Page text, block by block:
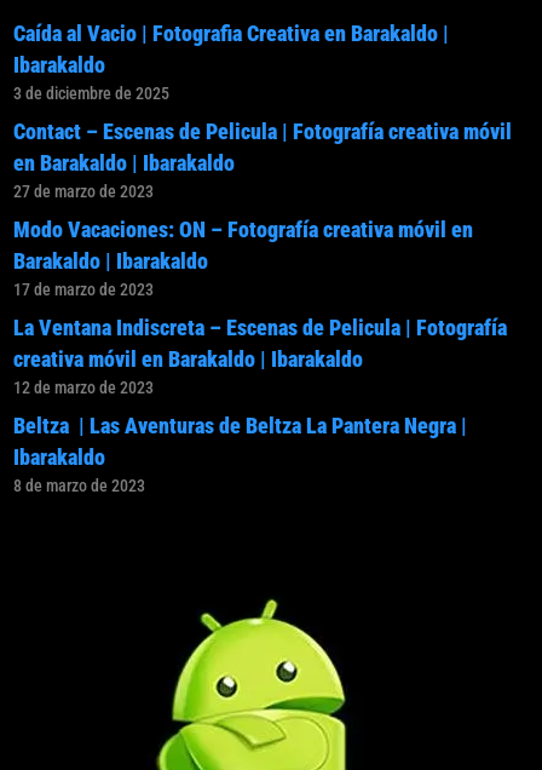
Caída al Vacio | Fotografia Creativa en Barakaldo |
Ibarakaldo
3 de diciembre de 2025
Contact – Escenas de Pelicula | Fotografía creativa móvil
en Barakaldo | Ibarakaldo
27 de marzo de 2023
Modo Vacaciones: ON – Fotografía creativa móvil en
Barakaldo | Ibarakaldo
17 de marzo de 2023
La Ventana Indiscreta – Escenas de Pelicula | Fotografía
creativa móvil en Barakaldo | Ibarakaldo
12 de marzo de 2023
Beltza | Las Aventuras de Beltza La Pantera Negra |
Ibarakaldo
8 de marzo de 2023